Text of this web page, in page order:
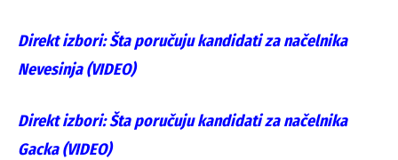
Direkt izbori: Šta poručuju kandidati za načelnika
Nevesinja (VIDEO)
Direkt izbori: Šta poručuju kandidati za načelnika
Gacka (VIDEO)